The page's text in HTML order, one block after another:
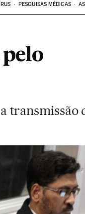
PESQUISAS MÉDICAS
transmissão